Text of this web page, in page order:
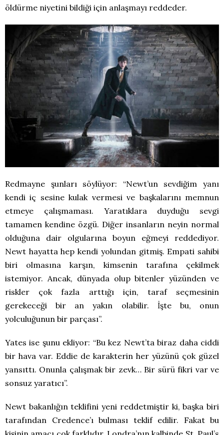
öldürme niyetini bildiği için anlaşmayı reddeder.
Redmayne şunları söylüyor: “Newt’un sevdiğim yanı
kendi iç sesine kulak vermesi ve başkalarını memnun
etmeye çalışmaması. Yaratıklara duyduğu sevgi
tamamen kendine özgü. Diğer insanların neyin normal
olduğuna dair olgularına boyun eğmeyi reddediyor.
Newt hayatta hep kendi yolundan gitmiş. Empati sahibi
biri olmasına karşın, kimsenin tarafına çekilmek
istemiyor. Ancak, dünyada olup bitenler yüzünden ve
riskler çok fazla arttığı için, taraf seçmesinin
gerekeceği bir an yakın olabilir. İşte bu, onun
yolculuğunun bir parçası”.
Yates ise şunu ekliyor: “Bu kez Newt’ta biraz daha ciddi
bir hava var. Eddie de karakterin her yüzünü çok güzel
yansıttı. Onunla çalışmak bir zevk… Bir sürü fikri var ve
sonsuz yaratıcı”.
Newt bakanlığın teklifini yeni reddetmiştir ki, başka biri
tarafından Credence’ı bulması teklif edilir. Fakat bu